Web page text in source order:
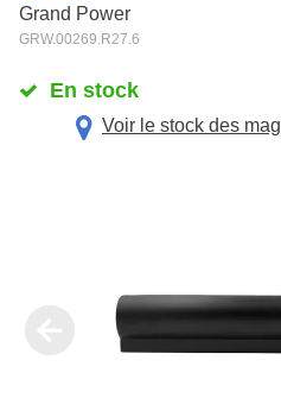
Grand Power
GRW.00269.R27.6
En stock
Voir le stock des